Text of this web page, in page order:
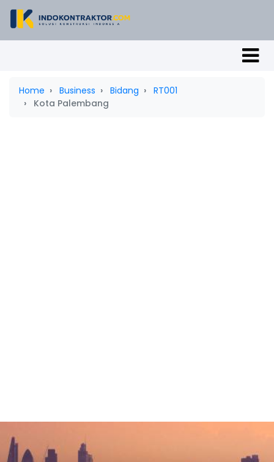
Home Business Bidang
RT001
Kota Palembang